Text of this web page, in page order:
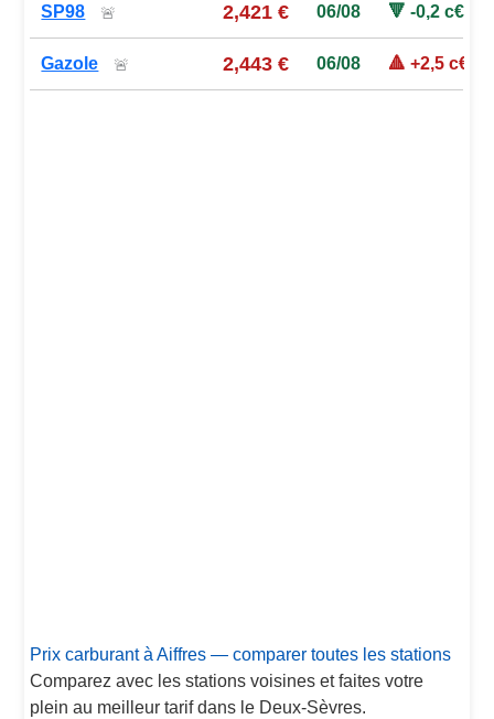
SP98 🚨 2,421 € 06/08 🔻 -0,2 c€
Gazole 🚨 2,443 € 06/08 🔺 +2,5 c€
Prix carburant à Aiffres — comparer toutes les stations
Comparez avec les stations voisines et faites votre
plein au meilleur tarif dans le Deux-Sèvres.